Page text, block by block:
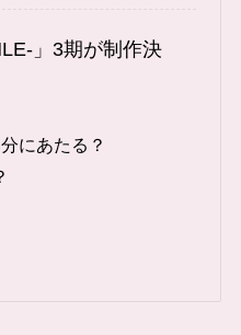
」3期が制作決
にあたる？